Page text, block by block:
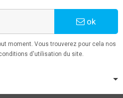
ok
moment. Vous trouverez pour cela nos
d'utilisation du site.